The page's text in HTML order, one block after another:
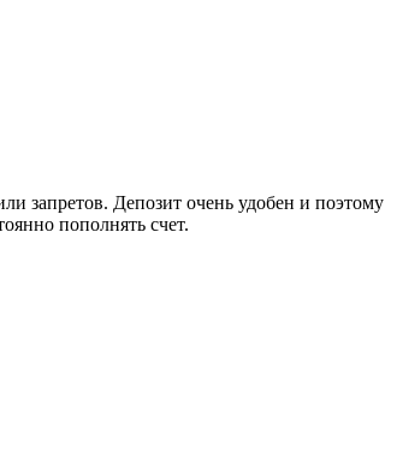
запретов. Депозит очень удобен и поэтому
пополнять счет.